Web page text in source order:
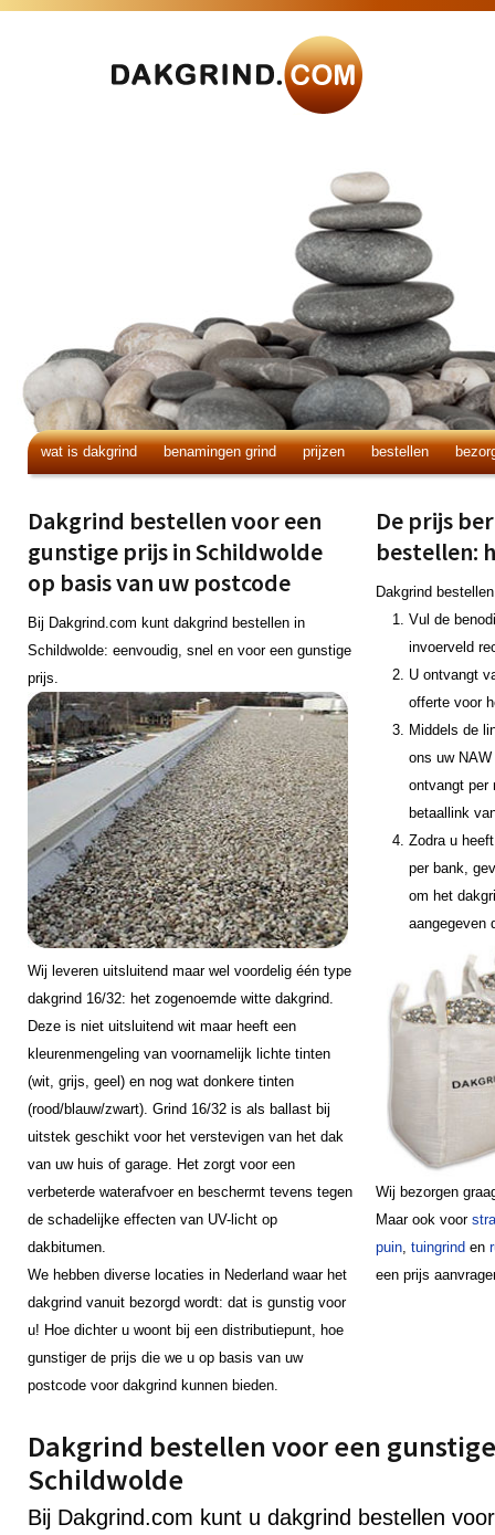
wat is dakgrind benamingen grind prijzen bestellen
Dakgrind bestellen voor een
gunstige prijs in Schildwolde
op basis van uw postcode
Bij Dakgrind.com kunt dakgrind bestellen in
Schildwolde: eenvoudig, snel en voor een gunstige
prijs.
Wij leveren uitsluitend maar wel voordelig één type
dakgrind 16/32: het zogenoemde witte dakgrind.
Deze is niet uitsluitend wit maar heeft een
kleurenmengeling van voornamelijk lichte tinten
(wit, grijs, geel) en nog wat donkere tinten
(rood/blauw/zwart). Grind 16/32 is als ballast bij
uitstek geschikt voor het verstevigen van het dak
van uw huis of garage. Het zorgt voor een
verbeterde waterafvoer en beschermt tevens tegen
de schadelijke effecten van UV-licht op
dakbitumen.
We hebben diverse locaties in Nederland waar het
dakgrind vanuit bezorgd wordt: dat is gunstig voor
u! Hoe dichter u woont bij een distributiepunt, hoe
gunstiger de prijs die we u op basis van uw
postcode voor dakgrind kunnen bieden.
De prijs
bestellen:
Dakgrind
Vul de
invoerveld
U ontvangt
offerte voor
Middels de
ons uw
ontvangt per
betaallink
Zodra u
per bank,
om het
aangegeven
Wij bezorgen
Maar ook voor
puin, tuingrind en
een prijs
Dakgrind bestellen voor een
Schildwolde
Bij Dakgrind.com kunt u dakgrind bestellen